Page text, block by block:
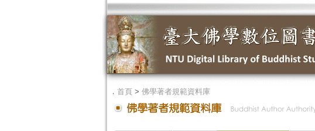
． 首頁> 佛學著者規範資料庫